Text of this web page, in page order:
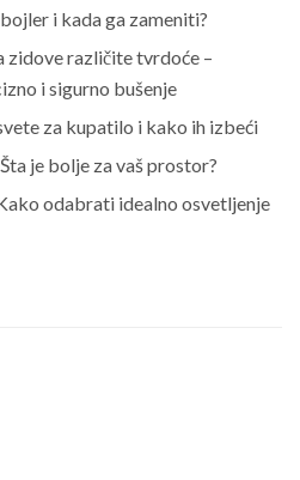
i kada ga zameniti?
različite tvrdoće –
i sigurno bušenje
za kupatilo i kako ih izbeći
je bolje za vaš prostor?
odabrati idealno osvetljenje